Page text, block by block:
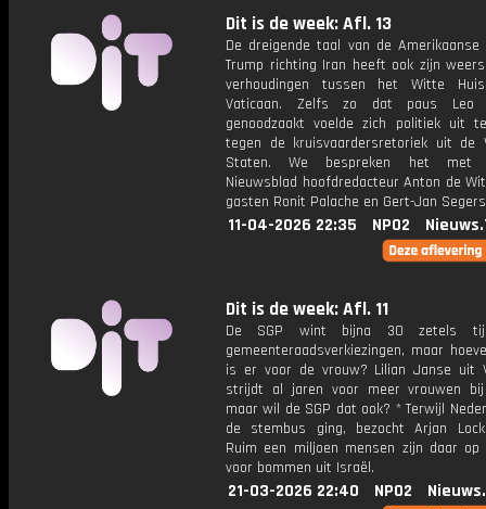
Dit is de week: Afl. 13
De dreigende taal van de Amerikaanse
Trump richting Iran heeft ook zijn
verhoudingen tussen het Witte
Vaticaan. Zelfs zo dat paus Leo
genoodzaakt voelde zich politiek uit
tegen de kruisvaardersretoriek uit de
Staten. We bespreken het met
Nieuwsblad hoofdredacteur Anton de
gasten Ronit Palache en Gert-Jan
11-04-2026 22:35 NPO2
Dit is de week: Afl. 11
De SGP wint bijna 30 zetels
gemeenteraadsverkiezingen, maar
is er voor de vrouw? Lilian Janse uit
strijdt al jaren voor meer vrouwen bij
maar wil de SGP dat ook? * Terwijl
de stembus ging, bezocht Arjan
Ruim een miljoen mensen zijn daar op
voor bommen uit Israël.
21-03-2026 22:40 NPO2